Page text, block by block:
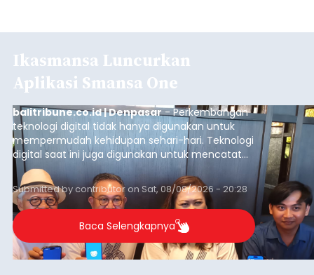
Ikasmansa Luncurkan
Aplikasi Smansa One
balitribune.co.id | Denpasar- Perkembangan
teknologi digital tidak hanya digunakan untuk
mempermudah kehidupan sehari-hari. Teknologi
digital saat ini juga digunakan untuk mencatat
dan mengelola data base alumni dari suatu
sekolah, salah satunya adalah alumni SMA 1
Denpasar.
Submitted bycontributoronSat, 08/08/2026 - 20:28
Baca Selengkapnya